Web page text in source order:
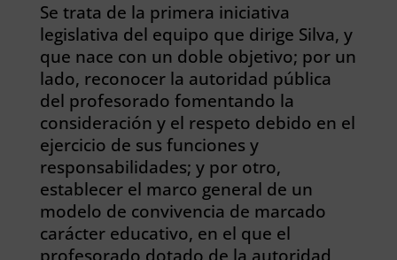
Se trata de la primera iniciativa
legislativa del equipo que dirige Silva, y
que nace con un doble objetivo; por un
lado, reconocer la autoridad pública
del profesorado fomentando la
consideración y el respeto debido en el
ejercicio de sus funciones y
responsabilidades; y por otro,
establecer el marco general de un
modelo de convivencia de marcado
carácter educativo, en el que el
profesorado dotado de la autoridad